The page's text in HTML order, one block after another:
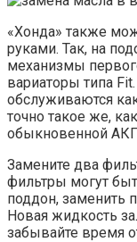
«Хонда» также
руками. Так, на
механизмы
вариаторы типа
обслуживаются
точно такое же,
обыкновенной
Замените два
фильтры могут
поддон, заменить
Новая жидкость
забывайте время